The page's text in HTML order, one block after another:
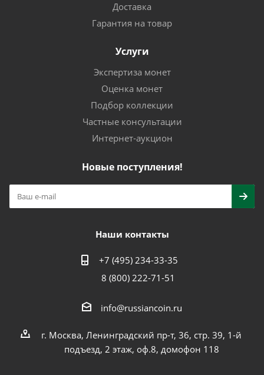
Доставка
Гарантия на товар
Услуги
Экспертиза монет
Оценка монет
Подбор коллекции
Частные консультации
Интернет-аукцион
Новые поступления!
Наши контакты
+7 (495) 234-33-35
8 (800) 222-71-51
info@russiancoin.ru
г. Москва, Ленинградский пр-т, 36, стр. 39, 1-й
подъезд, 2 этаж, оф.8, домофон 118